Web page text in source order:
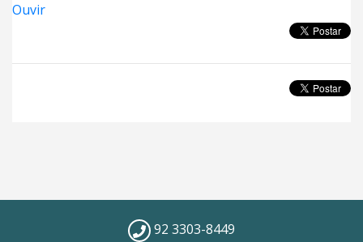
Ouvir
92 3303-8449